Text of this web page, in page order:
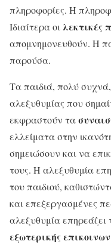
πληροφορίες. Η
Ιδιαίτερα οι λεκτικές
απομνημονευθούν. Η
παρούσα.
Τα παιδιά, πολύ
αλεξυθυμίας που
εκφραστούν τα
ελλείματα στην
σημειώσουν και να
τους. Η αλεξυθυμία
του παιδιού,
και επεξεργασμένες
αλεξυθυμία επηρεάζει
εξωτερικής